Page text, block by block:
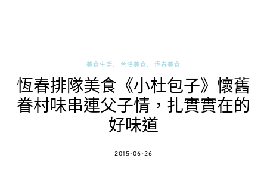
美食生活 台灣美食 恆春美食
恆春排隊美食《小杜包子》懷舊
眷村味串連父子情，扎實實在的
好味道
POSTED
2015-06-26